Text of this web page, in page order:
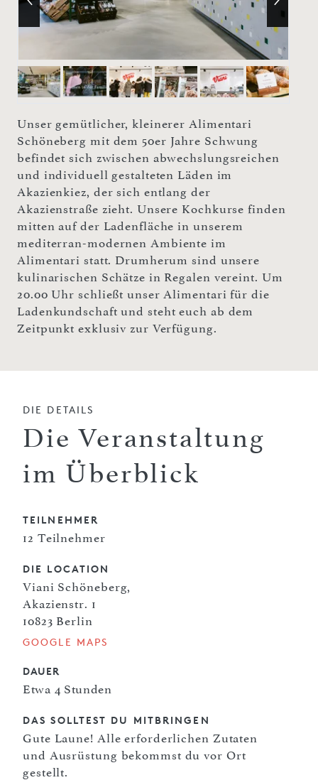
Unser gemütlicher, kleinerer Alimentari
Schöneberg mit dem 50er Jahre Schwung
befindet sich zwischen abwechslungsreichen
und individuell gestalteten Läden im
Akazienkiez, der sich entlang der
Akazienstraße zieht. Unsere Kochkurse finden
mitten auf der Ladenfläche in unserem
mediterran-modernen Ambiente im
Alimentari statt. Drumherum sind unsere
kulinarischen Schätze in Regalen vereint. Um
20.00 Uhr schließt unser Alimentari für die
Ladenkundschaft und steht euch ab dem
Zeitpunkt exklusiv zur Verfügung.
DIE DETAILS
Die Veranstaltung
im Überblick
TEILNEHMER
12 Teilnehmer
DIE LOCATION
Viani Schöneberg,
Akazienstr. 1
10823 Berlin
GOOGLE MAPS
DAUER
Etwa 4 Stunden
DAS SOLLTEST DU MITBRINGEN
Gute Laune! Alle erforderlichen Zutaten
und Ausrüstung bekommst du vor Ort
gestellt.